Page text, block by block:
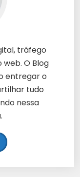
tráfego
O Blog
entregar o
tudo
nessa